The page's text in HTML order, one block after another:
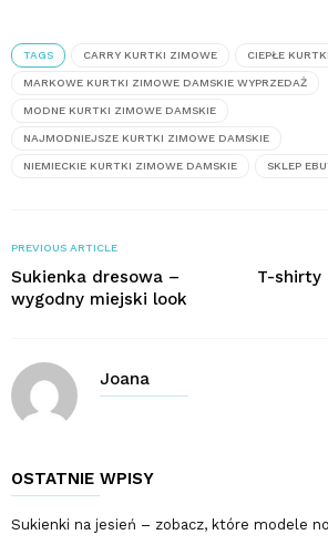
TAGS CARRY KURTKI ZIMOWE CIEPŁE KURTKI
MARKOWE KURTKI ZIMOWE DAMSKIE WYPRZEDAŻ
MODNE KURTKI ZIMOWE DAMSKIE
NAJMODNIEJSZE KURTKI ZIMOWE DAMSKIE
NIEMIECKIE KURTKI ZIMOWE DAMSKIE SKLEP
PREVIOUS ARTICLE
Sukienka dresowa –
wygodny miejski look
T-shirty
Joana
OSTATNIE WPISY
Sukienki na jesień – zobacz, które modele